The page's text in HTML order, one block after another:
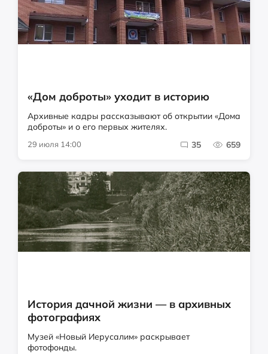
«Дом доброты» уходит в историю
Архивные кадры рассказывают об открытии «Дома
доброты» и о его первых жителях.
29 июля 14:00 35 659
История дачной жизни — в архивных
фотографиях
Музей «Новый Иерусалим» раскрывает
фотофонды.